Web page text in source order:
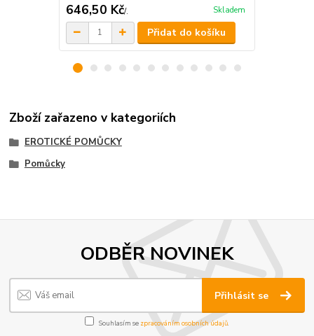
646,50 Kč/. Skladem
Přidat do košíku
Zboží zařazeno v kategoriích
EROTICKÉ POMŮCKY
Pomůcky
ODBĚR NOVINEK
Přihlásit se
Souhlasím se zpracováním osobních údajů